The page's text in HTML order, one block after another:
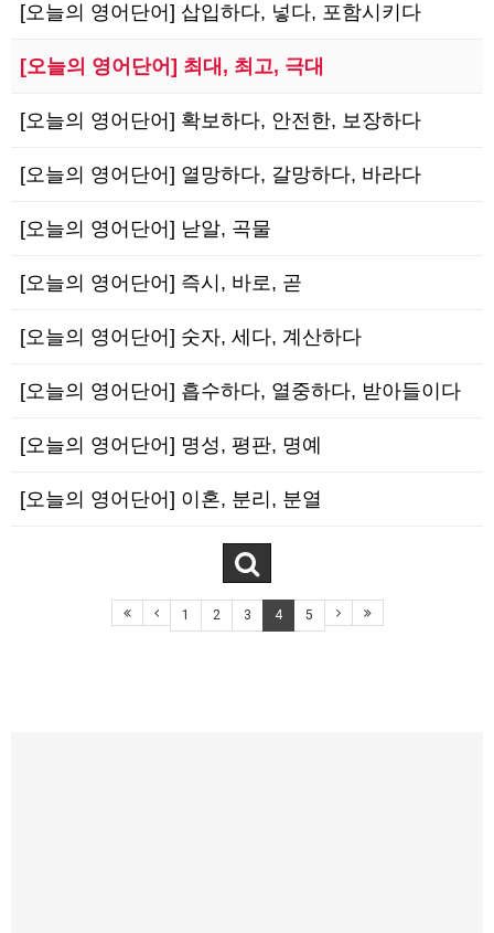
[오늘의 영어단어] 삽입하다, 넣다, 포함시키다
[오늘의 영어단어] 최대, 최고, 극대
[오늘의 영어단어] 확보하다, 안전한, 보장하다
[오늘의 영어단어] 열망하다, 갈망하다, 바라다
[오늘의 영어단어] 낟알, 곡물
[오늘의 영어단어] 즉시, 바로, 곧
[오늘의 영어단어] 숫자, 세다, 계산하다
[오늘의 영어단어] 흡수하다, 열중하다, 받아들이다
[오늘의 영어단어] 명성, 평판, 명예
[오늘의 영어단어] 이혼, 분리, 분열
1 2 3 4 5